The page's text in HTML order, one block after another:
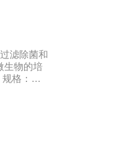
滤除菌和
生物的培
格：
响。